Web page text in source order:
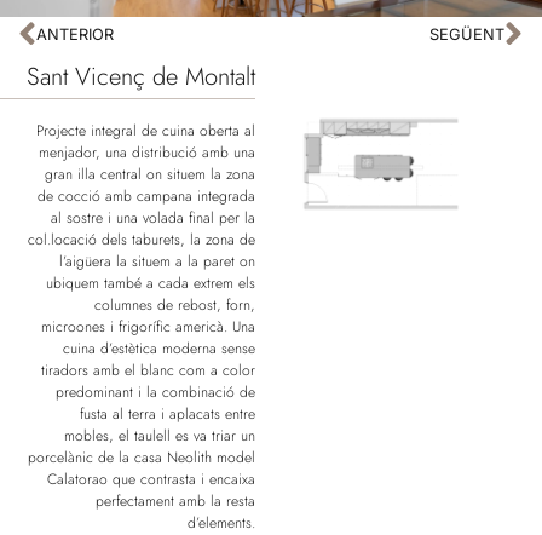
ANTERIOR SEGÜENT
Sant Vicenç de Montalt
Projecte integral de cuina oberta al
menjador, una distribució amb una
gran illa central on situem la zona
de cocció amb campana integrada
al sostre i una volada final per la
col.locació dels taburets, la zona de
l’aigüera la situem a la paret on
ubiquem també a cada extrem els
columnes de rebost, forn,
microones i frigorífic americà. Una
cuina d’estètica moderna sense
tiradors amb el blanc com a color
predominant i la combinació de
fusta al terra i aplacats entre
mobles, el taulell es va triar un
porcelànic de la casa Neolith model
Calatorao que contrasta i encaixa
perfectament amb la resta
d’elements.